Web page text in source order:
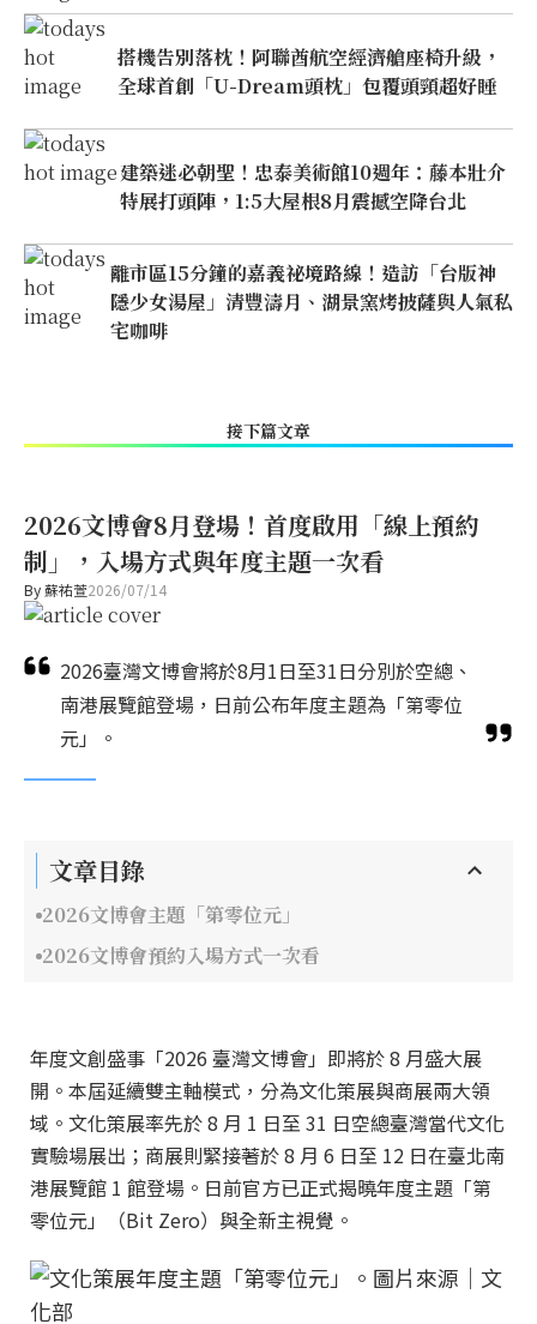
搭機告別落枕！阿聯酋航空經濟艙座椅升級，
全球首創「U-Dream頭枕」包覆頭頸超好睡
建築迷必朝聖！忠泰美術館10週年：藤本壯介
特展打頭陣，1:5大屋根8月震撼空降台北
離市區15分鐘的嘉義祕境路線！造訪「台版神
隱少女湯屋」清豐濤月、湖景窯烤披薩與人氣私
宅咖啡
接下篇文章
2026文博會8月登場！首度啟用「線上預約
制」，入場方式與年度主題一次看
By蘇祐萱2026/07/14
2026臺灣文博會將於8月1日至31日分別於空總、
南港展覽館登場，日前公布年度主題為「第零位
元」。
文章目錄
2026文博會主題「第零位元」
2026文博會預約入場方式一次看
年度文創盛事「2026 臺灣文博會」即將於 8 月盛大展
開。本屆延續雙主軸模式，分為文化策展與商展兩大領
域。文化策展率先於 8 月 1 日至 31 日空總臺灣當代文化
實驗場展出；商展則緊接著於 8 月 6 日至 12 日在臺北南
港展覽館 1 館登場。日前官方已正式揭曉年度主題「第
零位元」（Bit Zero）與全新主視覺。